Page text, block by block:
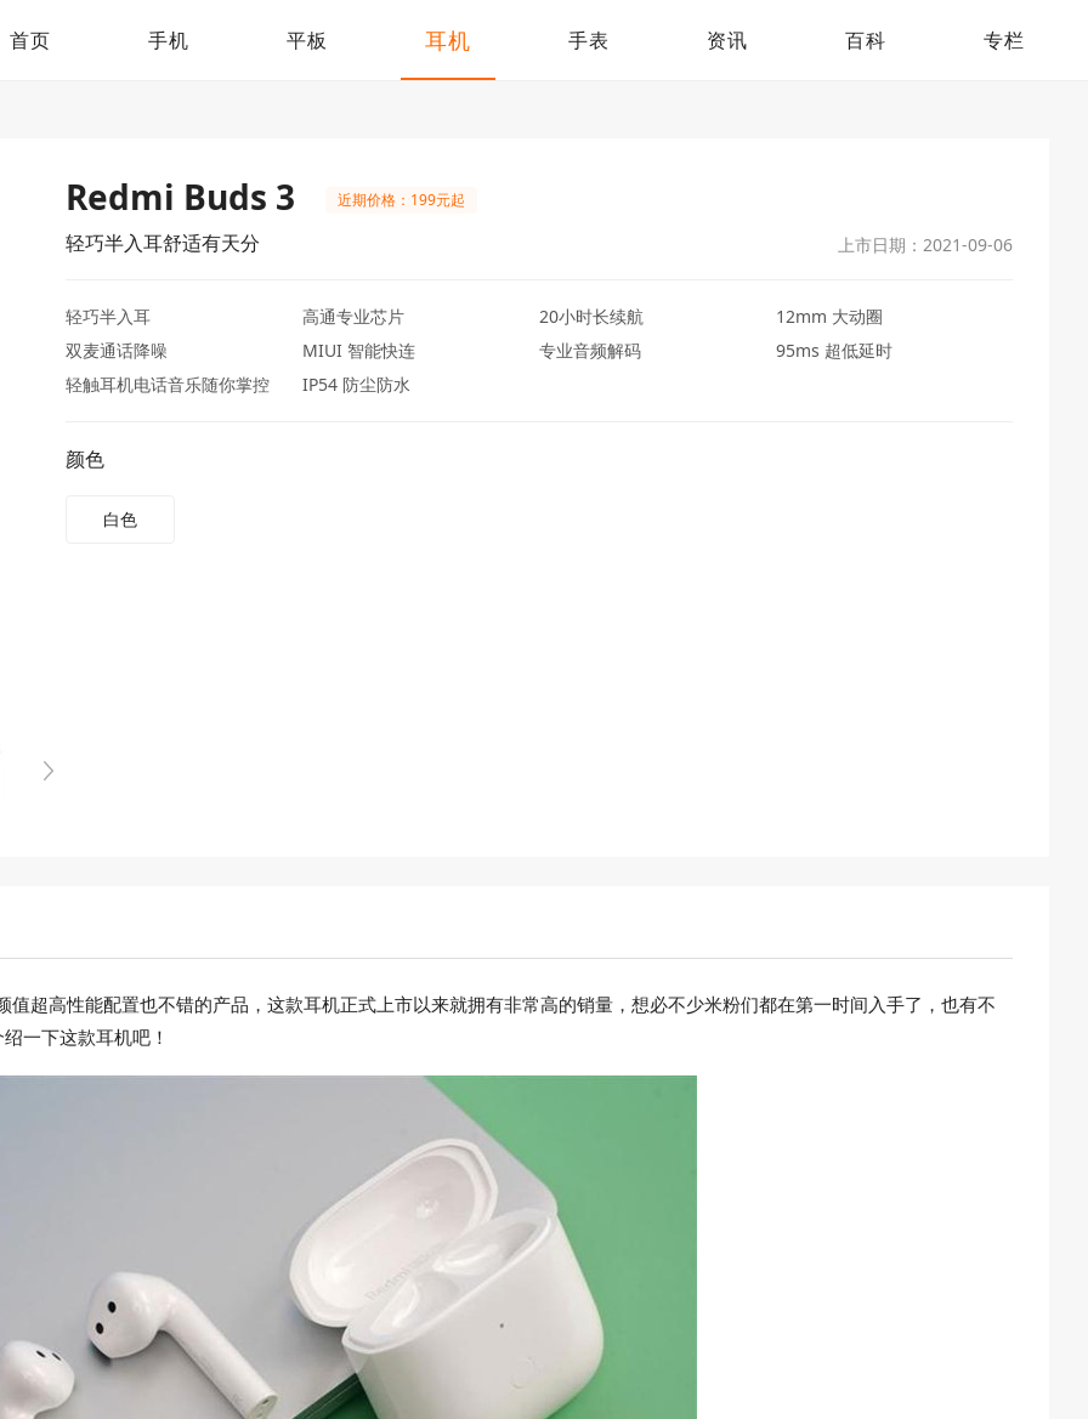
首页 手机 平板 耳机 手表 资讯 百科 专栏
Redmi Buds 3 近期价格：199元起
轻巧半入耳舒适有天分 上市日期：2021-09-06
轻巧半入耳 高通专业芯片 20小时长续航
12mm 大动圈
双麦通话降噪
MIUI 智能快连 专业音频解码
95ms 超低延时
轻触耳机电话音乐随你掌控
IP54 防尘防水
颜色
白色
超高性能配置也不错的产品，这款耳机正式上市以来就拥有非常高的销量，想必不少米粉们都在第一时间入手了，也有不
一下这款耳机吧！